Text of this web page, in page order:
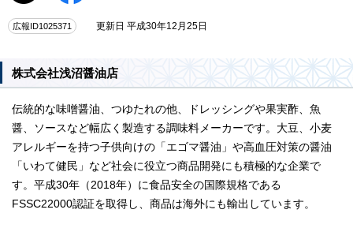
広報ID1025371 更新日 平成30年12月25日
株式会社浅沼醤油店
伝統的な味噌醤油、つゆたれの他、ドレッシングや果実酢、魚
醤、ソースなど幅広く製造する調味料メーカーです。大豆、小麦
アレルギーを持つ子供向けの「エゴマ醤油」や高血圧対策の醤油
「いわて健民」など社会に役立つ商品開発にも積極的な企業で
す。平成30年（2018年）に食品安全の国際規格である
FSSC22000認証を取得し、商品は海外にも輸出しています。